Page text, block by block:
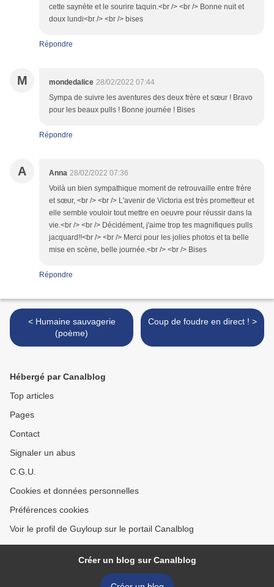
cette saynète et le sourire taquin.<br /> <br /> Bonne nuit et
doux lundi<br /> <br /> bises
Répondre
M mondedalice 28/02/2022 07:44
Sympa de suivre les aventures des deux frère et sœur ! Bravo
pour les beaux pulls ! Bonne journée ! Bises
Répondre
A Anna 28/02/2022 07:36
Voilà un bien sympathique moment de retrouvaille entre frère
et sœur, <br /> <br /> L'avenir de Victoria est très prometteur et
elle semble vouloir tout mettre en oeuvre pour réussir dans la
vie.<br /> <br /> Décidément, j'aime trop tes magnifiques pulls
jacquard!!<br /> <br /> Merci pour les jolies photos et ta belle
mise en scène, belle journée.<br /> <br /> Bises
Répondre
< Humaine sauvagerie
(poème)
Coup de foudre en direct ! >
Hébergé par Canalblog
Top articles
Pages
Contact
Signaler un abus
C.G.U.
Cookies et données personnelles
Préférences cookies
Voir le profil de Guyloup sur le portail Canalblog
Créer un blog sur Canalblog